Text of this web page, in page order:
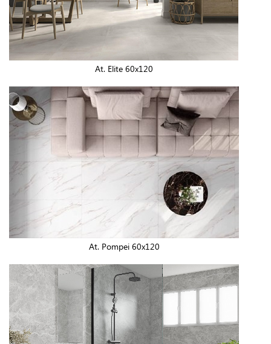
At. Elite 60x120
At. Pompei 60x120